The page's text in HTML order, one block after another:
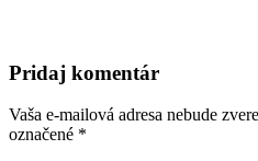
Pridaj komentár
Vaša e-mailová adresa nebude
označené *